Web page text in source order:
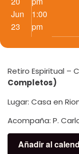
Jun
23
1:00
pm
Retiro Espiritual –
Completos)
Lugar: Casa en
Acompaña: P.
Añadir al